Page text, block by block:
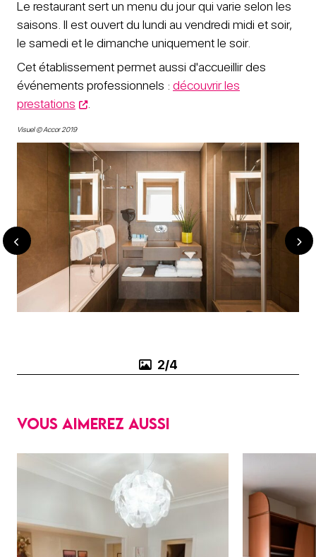
Le restaurant sert un menu du jour qui varie selon les
saisons. Il est ouvert du lundi au vendredi midi et soir,
le samedi et le dimanche uniquement le soir.
Cet établissement permet aussi d'accueillir des
événements professionnels : découvrir les
prestations
.
Visuel ​© Accor 2019
2/4
Vous aimerez aussi